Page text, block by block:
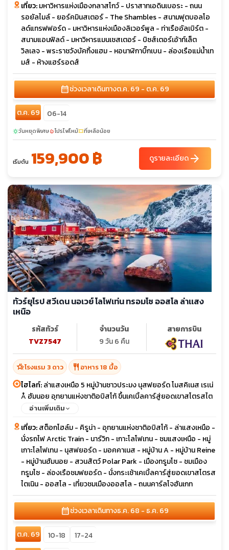
เที่ยว:มหาวิหารแห่งเมืองกลาสโกว์ - ปราสาทเอดินเบอระ - ถนน
รอยัลไมล์ - ยอร์คมินสเตอร์ - The Shambles - สนามฟุตบอลโอ
ลด์แทรฟฟอร์ด - มหาวิหารแห่งเมืองลิเวอร์พูล - ท่าเรืออัลเบิร์ต -
สนามแอนฟิลด์ - มหาวิหารแมนเชสเตอร์ - บิซส์เตอร์เอ้าท์เล็ต
วิลเลจ - พระราชวังบัคกิ้งแฮม - หอนาฬิกาบิ๊กเบน - ล่องเรือแม่น้ำเท
มส์ - ห้างแฮร์รอดส์
calendar_monthช่วงเวลาเดินทางต.ค. 69 - ต.ค. 69
ต.ค. 69 06-14
sunnyวันหยุดพิเศษlocal_fire_departmentโปรไฟไหม้confirmation_numberที่เหลือน้อย
เริ่มต้น 159,900 ฿ ดูรายละเอียดarrow_forward
ทัวร์ยุโรป สวีเดน นอเวย์ โลโฟเท่น ทรอมโซ ออสโล ล่าเเสง
เหนือ
รหัสทัวร์
TVZ7547
จำนวนวัน
9 วัน 6 คืน
สายการบิน
hotel_classโรงแรม 3 ดาว restaurant อาหาร 18 มื้อ
ไฮไลท์:ล่าแสงเหนือ 5 หมู่บ้านชาวประมง นุสฟยอร์ด โมสคิเนส เรเน่
Å ฮัมนอย อุทยานแห่งชาติอบิสโก้ ขึ้นเคเบิ้ลคาร์สู่ยอดเขาสโตรสไต
เนิน ล่องเรือชมฟยอร์ดทรอมโซ่ สวนสัตว์ Polar Park เที่ยวเมือง
อ่านเพิ่มเติม
เที่ยว:สต็อกโฮล์ม - คิรูน่า - อุทยานแห่งชาติอบิสโก้ - ล่าแสงเหนือ -
นั่งรถไฟ Arctic Train - นาร์วิก - เกาะโลโฟเทน - ชมแสงเหนือ - หมู่
เกาะโลโฟเทน - นุสฟยอร์ด - มอคคาเนส - หมู่บ้าน A - หมู่บ้าน Reine
- หมู่บ้านฮัมนอย - สวนสัตว์ Polar Park - เมืองทรูมโซ - ชมเมือง
ทรูมโซ - ล่องเรือชมฟยอร์ด - นั่งกระเช้าเคเบิ้ลคาร์สู่ยอดเขาสโตรส
ไตเนิน - ออสโล - เที่ยวชมเมืองออสโล - ถนนคาร์ลโจฮันเกท
calendar_monthช่วงเวลาเดินทางธ.ค. 68 - ธ.ค. 69
ต.ค. 69 10-18
17-24